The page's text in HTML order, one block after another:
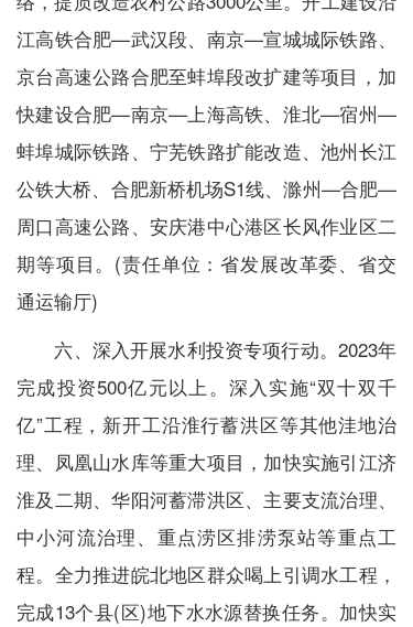
江高铁合肥—武汉段、南京—宣城城际铁路、
京台高速公路合肥至蚌埠段改扩建等项目，加
快建设合肥—南京—上海高铁、淮北—宿州—
蚌埠城际铁路、宁芜铁路扩能改造、池州长江
公铁大桥、合肥新桥机场S1线、滁州—合肥—
周口高速公路、安庆港中心港区长风作业区二
期等项目。(责任单位：省发展改革委、省交
通运输厅)
六、深入开展水利投资专项行动。2023年
完成投资500亿元以上。深入实施“双十双千
亿”工程，新开工沿淮行蓄洪区等其他洼地治
理、凤凰山水库等重大项目，加快实施引江济
淮及二期、华阳河蓄滞洪区、主要支流治理、
中小河流治理、重点涝区排涝泵站等重点工
程。全力推进皖北地区群众喝上引调水工程，
完成13个县(区)地下水水源替换任务。加快实